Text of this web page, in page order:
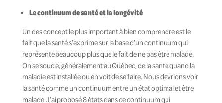
Le continuum de santé et la longévité
Un des concept le plus important à bien comprendre est le
fait que la santé s’exprime sur la base d’un continuum qui
représente beaucoup plus que le fait de ne pas être malade.
On se soucie, généralement au Québec, de la santé quand la
maladie est installée ou en voit de se faire. Nous devrions voir
la santé comme un continuum entre un état optimal et être
malade. J’ai proposé 8 états dans ce continuum qui